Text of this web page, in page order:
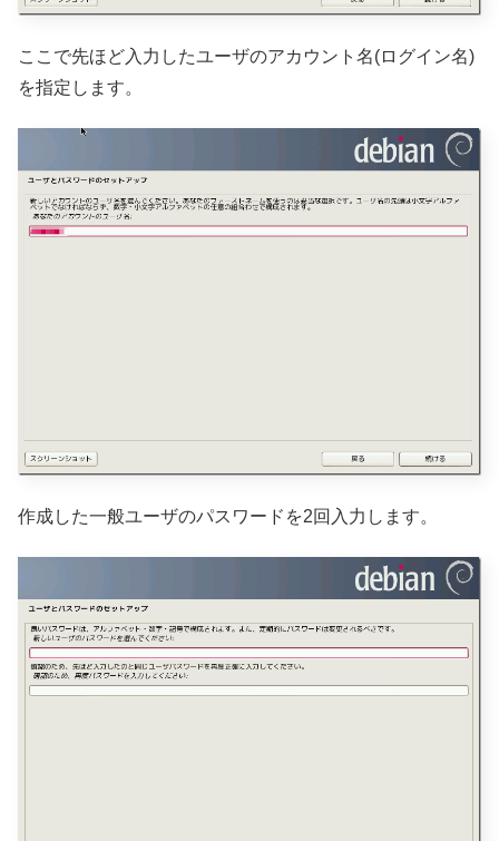
ここで先ほど入力したユーザのアカウント名(ログイン名)
を指定します。
作成した一般ユーザのパスワードを2回入力します。